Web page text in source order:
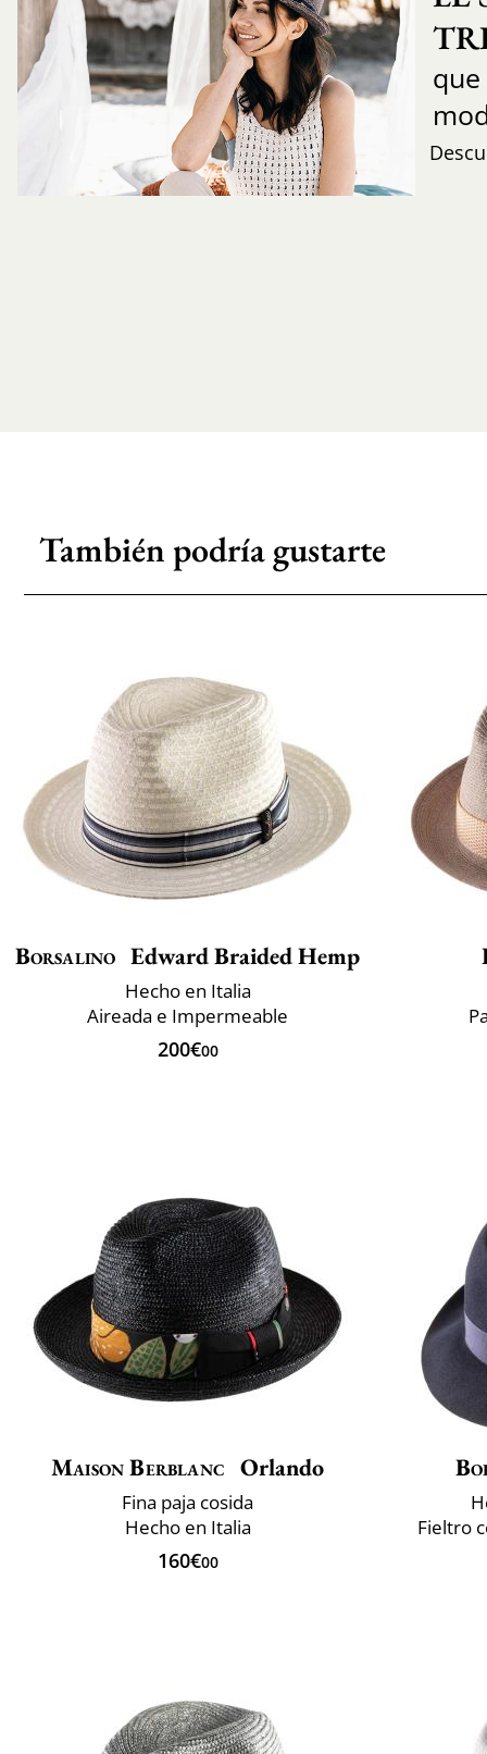
También podría gustarte
Borsalino Edward Braided Hemp
Hecho en Italia
Aireada e Impermeable
200€00
Maison Berblanc Orlando
Fina paja cosida
Hecho en Italia
160€00
Fieltro